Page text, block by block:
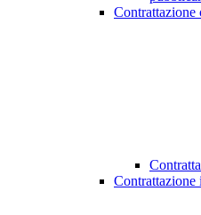
Contrattazione
Contrattazione